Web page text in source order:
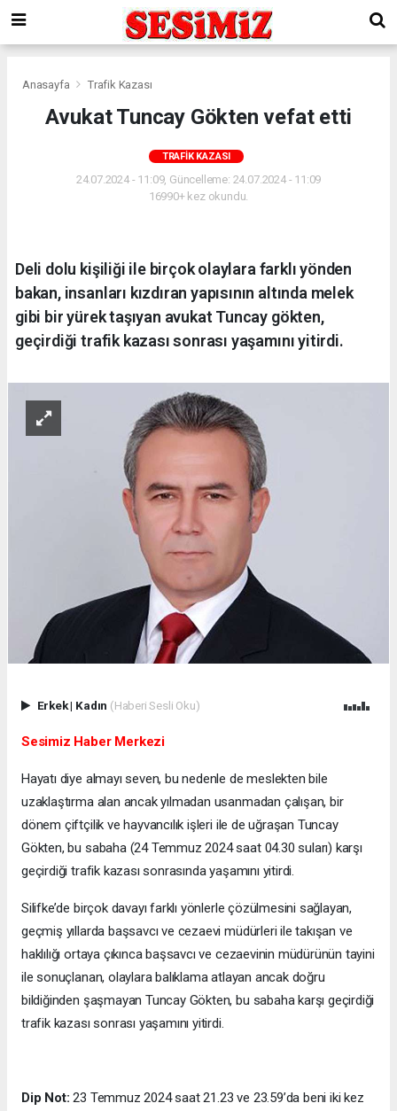
Anasayfa Trafik Kazası
Avukat Tuncay Gökten vefat etti
TRAFIK KAZASI
24.07.2024 - 11:09, Güncelleme: 24.07.2024 - 11:09
16990+ kez okundu.
Deli dolu kişiliği ile birçok olaylara farklı yönden
bakan, insanları kızdıran yapısının altında melek
gibi bir yürek taşıyan avukat Tuncay gökten,
geçirdiği trafik kazası sonrası yaşamını yitirdi.
Erkek| Kadın (Haberi Sesli Oku)
Sesimiz Haber Merkezi
Hayatı diye almayı seven, bu nedenle de meslekten bile
uzaklaştırma alan ancak yılmadan usanmadan çalışan, bir
dönem çiftçilik ve hayvancılık işleri ile de uğraşan Tuncay
Gökten, bu sabaha (24 Temmuz 2024 saat 04.30 suları) karşı
geçirdiği trafik kazası sonrasında yaşamını yitirdi.
Silifke’de birçok davayı farklı yönlerle çözülmesini sağlayan,
geçmiş yıllarda başsavcı ve cezaevi müdürleri ile takışan ve
haklılığı ortaya çıkınca başsavcı ve cezaevinin müdürünün tayini
ile sonuçlanan, olaylara balıklama atlayan ancak doğru
bildiğinden şaşmayan Tuncay Gökten, bu sabaha karşı geçirdiği
trafik kazası sonrası yaşamını yitirdi.
Dip Not: 23 Temmuz 2024 saat 21.23 ve 23.59’da beni iki kez